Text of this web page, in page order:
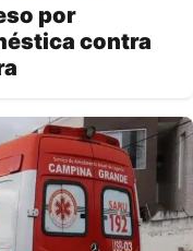
por
contra